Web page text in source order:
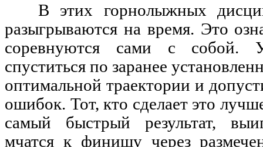
В этих горнолыжных
разыгрываются на время. Это
соревнуются сами с собой.
спуститься по заранее
оптимальной траектории и
ошибок. Тот, кто сделает это
самый быстрый результат,
мчатся к финишу через